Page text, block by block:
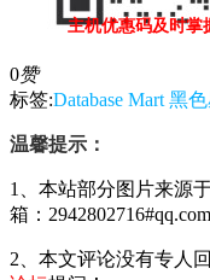
主机优惠码及时掌
0赞
标签:Database Mart 黑
温馨提示：
1、本站部分图片来源
箱：
2、本文评论没有专人